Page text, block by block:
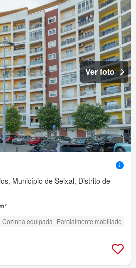
Ver foto
Município de Seixal, Distrito de
Cozinha equipada Parcialmente mobiliado